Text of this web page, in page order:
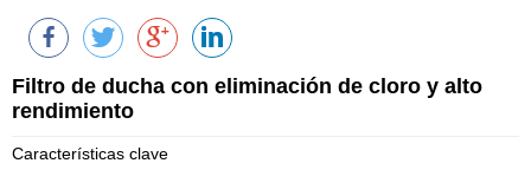
Filtro de ducha con eliminación de cloro y alto
rendimiento
Características clave